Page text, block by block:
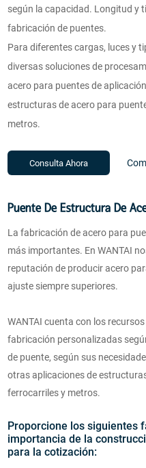
según la capacidad. Longitud y
fabricación de puentes.
Para diferentes cargas, luces y
diversas soluciones de
acero para puentes de
estructuras de acero para
metros.
Consulta Ahora
Puente De Estructura De
La fabricación de acero para
más importantes. En WANTAI
reputación de producir acero
ajuste siempre superiores.
WANTAI cuenta con los
fabricación personalizadas
de puente, según sus
otras aplicaciones de
ferrocarriles y metros.
Proporcione los siguientes
importancia de la
para la cotización: